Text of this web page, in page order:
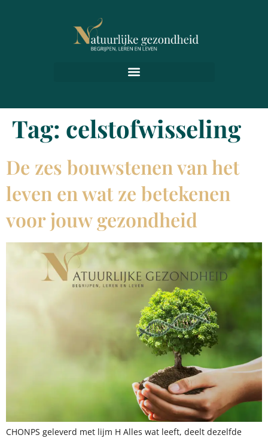
Tag: celstofwisseling
De zes bouwstenen van het
leven en wat ze betekenen
voor jouw gezondheid
CHONPS geleverd met lijm H Alles wat leeft, deelt dezelfde